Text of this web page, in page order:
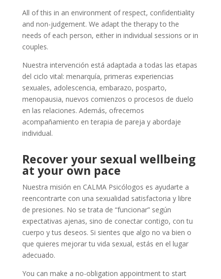
All of this in an environment of respect, confidentiality
and non-judgement. We adapt the therapy to the
needs of each person, either in individual sessions or in
couples.
Nuestra intervención está adaptada a todas las etapas
del ciclo vital: menarquía, primeras experiencias
sexuales, adolescencia, embarazo, posparto,
menopausia, nuevos comienzos o procesos de duelo
en las relaciones. Además, ofrecemos
acompañamiento en terapia de pareja y abordaje
individual.
Recover your sexual wellbeing
at your own pace
Nuestra misión en CALMA Psicólogos es ayudarte a
reencontrarte con una sexualidad satisfactoria y libre
de presiones. No se trata de “funcionar” según
expectativas ajenas, sino de conectar contigo, con tu
cuerpo y tus deseos. Si sientes que algo no va bien o
que quieres mejorar tu vida sexual, estás en el lugar
adecuado.
You can make a no-obligation appointment to start